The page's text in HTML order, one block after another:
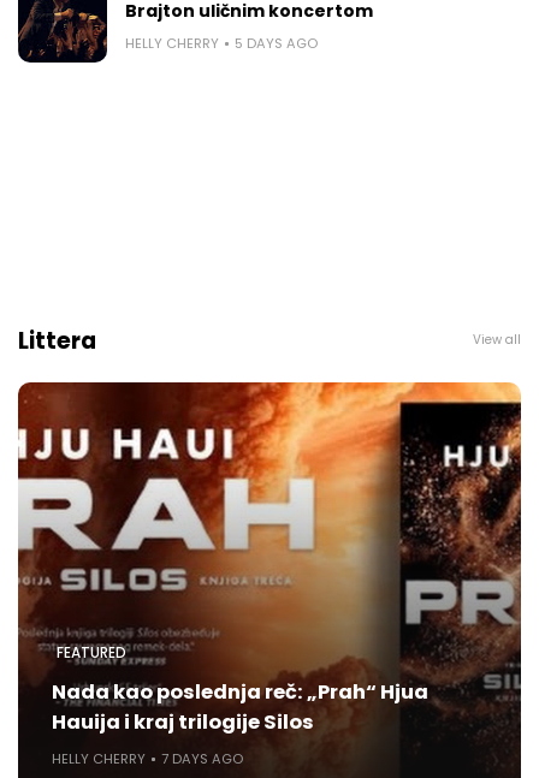
Brajton uličnim koncertom
HELLY CHERRY 5 DAYS AGO
Littera View all
FEATURED
Nada kao poslednja reč: „Prah“ Hjua
Hauija i kraj trilogije Silos
HELLY CHERRY 7 DAYS AGO